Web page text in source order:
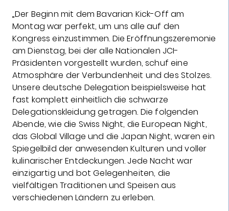
„Der Beginn mit dem Bavarian Kick-Off am
Montag war perfekt, um uns alle auf den
Kongress einzustimmen. Die Eröffnungszeremonie
am Dienstag, bei der alle Nationalen JCI-
Präsidenten vorgestellt wurden, schuf eine
Atmosphäre der Verbundenheit und des Stolzes.
Unsere deutsche Delegation beispielsweise hat
fast komplett einheitlich die schwarze
Delegationskleidung getragen. Die folgenden
Abende, wie die Swiss Night, die European Night,
das Global Village und die Japan Night, waren ein
Spiegelbild der anwesenden Kulturen und voller
kulinarischer Entdeckungen. Jede Nacht war
einzigartig und bot Gelegenheiten, die
vielfältigen Traditionen und Speisen aus
verschiedenen Ländern zu erleben.